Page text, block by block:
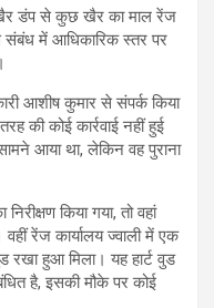
डंप से कुछ खैर का माल रेंज
संबंध में आधिकारिक स्तर पर
आशीष कुमार से संपर्क किया
की कोई कार्रवाई नहीं हुई
आया था, लेकिन वह पुराना
किया गया, तो वहां
रेंज कार्यालय ज्वाली में एक
रखा हुआ मिला। यह हार्ट वुड
है, इसकी मौके पर कोई